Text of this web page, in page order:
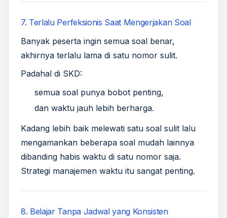
7. Terlalu Perfeksionis Saat Mengerjakan Soal
Banyak peserta ingin semua soal benar,
akhirnya terlalu lama di satu nomor sulit.
Padahal di SKD:
semua soal punya bobot penting,
dan waktu jauh lebih berharga.
Kadang lebih baik melewati satu soal sulit lalu
mengamankan beberapa soal mudah lainnya
dibanding habis waktu di satu nomor saja.
Strategi manajemen waktu itu sangat penting.
8. Belajar Tanpa Jadwal yang Konsisten